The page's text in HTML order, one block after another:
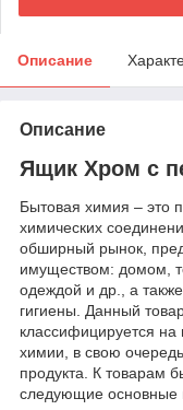
Описание
Описание
Ящик Хром с
Бытовая химия – это
химических
обширный рынок,
имуществом: домом,
одеждой и др., а
гигиены. Данный
классифицируется
химии, в свою
продукта. К товарам
следующие основные